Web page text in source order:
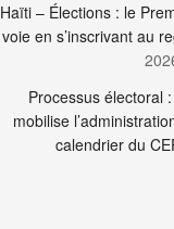
Haïti – Élections : le
voie en s’inscrivant au
Processus électoral
mobilise
calendrier du